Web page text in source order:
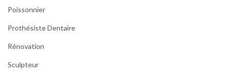
Poissonnier
Prothésiste Dentaire
Rénovation
Sculpteur